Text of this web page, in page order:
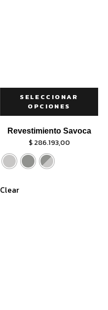
SELECCIONAR
OPCIONES
Revestimiento Savoca
$286.193,00
Clear